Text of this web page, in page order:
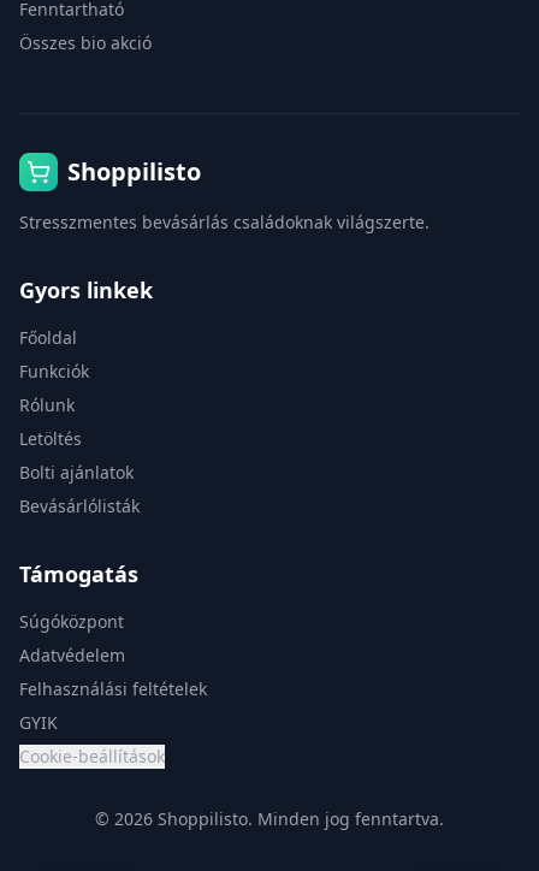
Fenntartható
Összes bio akció
Shoppilisto
Stresszmentes bevásárlás családoknak világszerte.
Gyors linkek
Főoldal
Funkciók
Rólunk
Letöltés
Bolti ajánlatok
Bevásárlólisták
Támogatás
Súgóközpont
Adatvédelem
Felhasználási feltételek
GYIK
Cookie-beállítások
© 2026 Shoppilisto. Minden jog fenntartva.